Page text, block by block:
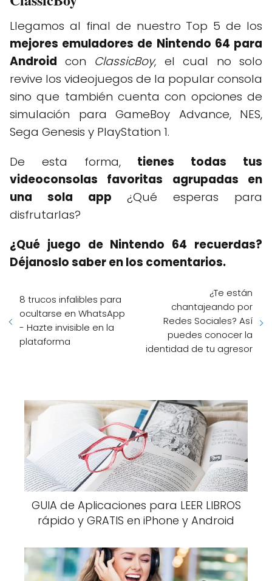
Llegamos al final de nuestro Top 5 de los
mejores emuladores de Nintendo 64 para
Android con ClassicBoy, el cual no solo
revive los videojuegos de la popular consola
sino que también cuenta con opciones de
simulación para GameBoy Advance, NES,
Sega Genesis y PlayStation 1.
De esta forma, tienes todas tus
videoconsolas favoritas agrupadas en
una sola app ¿Qué esperas para
disfrutarlas?
¿Qué juego de Nintendo 64 recuerdas?
Déjanoslo saber en los comentarios.
8 trucos infalibles para
ocultarse en WhatsApp
- Hazte invisible en la
plataforma
¿Te están
chantajeando por
Redes Sociales? Así
puedes conocer la
identidad de tu agresor
GUIA de Aplicaciones para LEER LIBROS
rápido y GRATIS en iPhone y Android